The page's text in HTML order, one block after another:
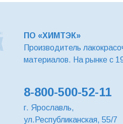
ПО «ХИМТЭК»
Производитель
материалов. На рынке с
8-800-500-52-11
г. Ярославль,
ул.Республиканская, 55/7